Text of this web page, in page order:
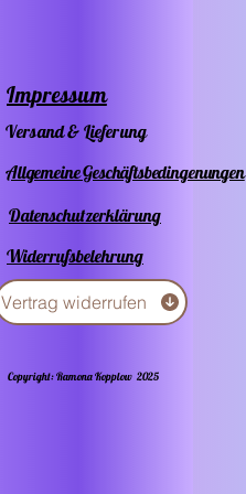
Impressum
Versand & Lieferung
Allgemeine Geschäftsbedingenungen
Datenschutzerklärung
Widerrufsbelehrung
Vertrag widerrufen
Copyright: Ramona Kopplow 2025